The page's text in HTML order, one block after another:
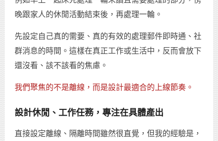
晚跟家人的休閒活動結束後，再處理一輪。
先設定自己真的需要、真的有效的處理郵件即時通、社
群消息的時間。這樣在真正工作或生活中，反而會放下
還沒看、該不該看的焦慮。
我們聚焦的不是離線，而是設計最適合的上線節奏。
設計休閒、工作任務，專注在具體產出
直接設定離線、隔離時間雖然很直覺，但我的經驗是，